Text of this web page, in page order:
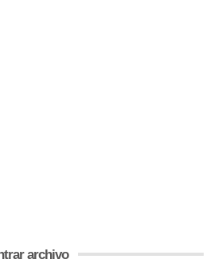
archivo